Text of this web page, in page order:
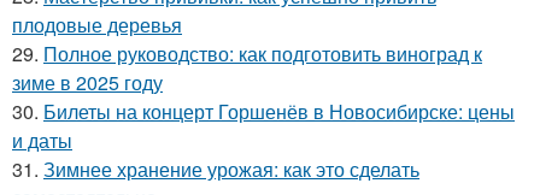
плодовые деревья
29. Полное руководство: как подготовить виноград к
зиме в 2025 году
30. Билеты на концерт Горшенёв в Новосибирске: цены
и даты
31. Зимнее хранение урожая: как это сделать